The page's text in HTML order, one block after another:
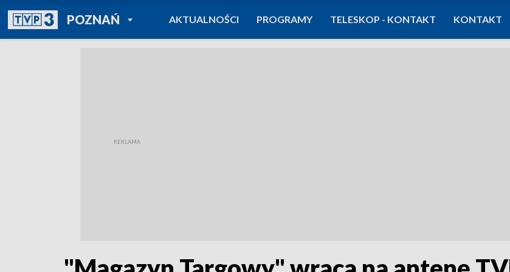
POZNAŃPOWRÓT DO
TVP REGIONY
AKTUALNOŚCI PROGRAMY TELESKOP - KONTAKT KONTAKT